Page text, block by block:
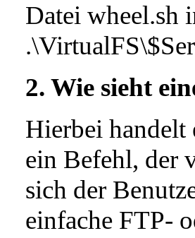
Datei wheel.sh
2. Wie sieht
Hierbei handelt
ein Befehl, der
sich der
einfache FTP-